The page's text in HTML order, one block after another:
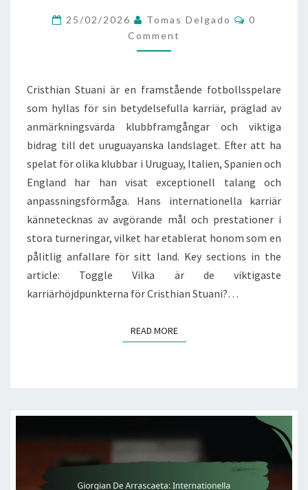
MÅL
25/02/2026 Tomas Delgado Comments
0
Comment
Cristhian Stuani är en framstående fotbollsspelare
som hyllas för sin betydelsefulla karriär, präglad av
anmärkningsvärda klubbframgångar och viktiga
bidrag till det uruguayanska landslaget. Efter att ha
spelat för olika klubbar i Uruguay, Italien, Spanien och
England har han visat exceptionell talang och
anpassningsförmåga. Hans internationella karriär
kännetecknas av avgörande mål och prestationer i
stora turneringar, vilket har etablerat honom som en
pålitlig anfallare för sitt land. Key sections in the
article: Toggle Vilka är de viktigaste
karriärhöjdpunkterna för Cristhian Stuani?…
READ MOREREAD MORE